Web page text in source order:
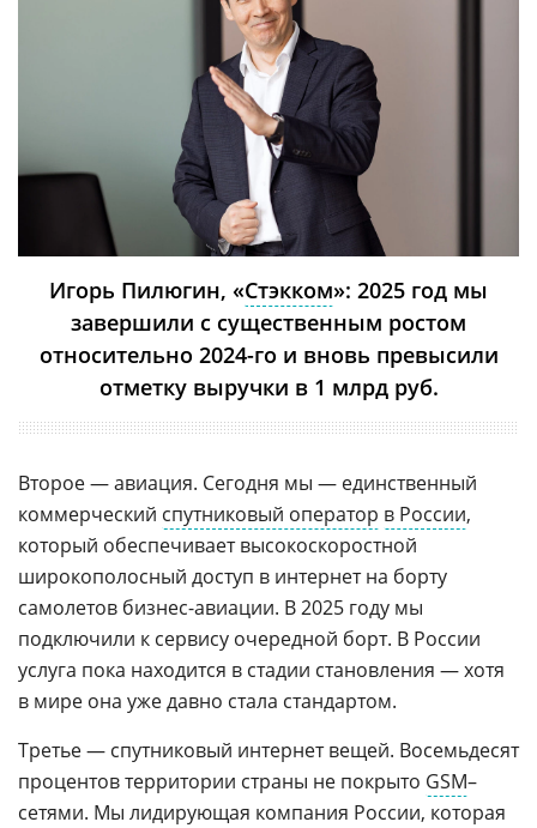
Игорь Пилюгин, «Стэкком»: 2025 год мы
завершили с существенным ростом
относительно 2024-го и вновь превысили
отметку выручки в 1 млрд руб.
Второе — авиация. Сегодня мы — единственный
коммерческий спутниковый оператор в России,
который обеспечивает высокоскоростной
широкополосный доступ в интернет на борту
самолетов бизнес-авиации. В 2025 году мы
подключили к сервису очередной борт. В России
услуга пока находится в стадии становления — хотя
в мире она уже давно стала стандартом.
Третье — спутниковый интернет вещей. Восемьдесят
процентов территории страны не покрыто GSM–
сетями. Мы лидирующая компания России, которая